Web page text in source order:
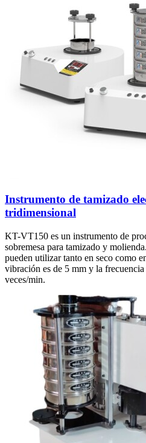
Instrumento de tamizado
tridimensional
KT-VT150 es un instrumento de
sobremesa para tamizado y
pueden utilizar tanto en seco como
vibración es de 5 mm y la
veces/min.